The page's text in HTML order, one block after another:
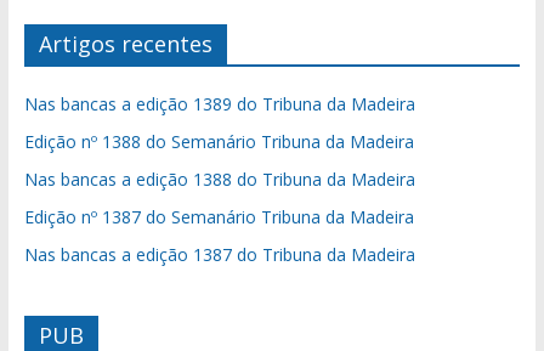
Artigos recentes
Nas bancas a edição 1389 do Tribuna da Madeira
Edição nº 1388 do Semanário Tribuna da Madeira
Nas bancas a edição 1388 do Tribuna da Madeira
Edição nº 1387 do Semanário Tribuna da Madeira
Nas bancas a edição 1387 do Tribuna da Madeira
PUB